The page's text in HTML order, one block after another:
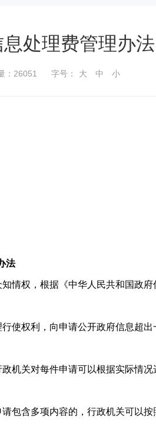
处理费管理办
：26051 字号： 大 中 小
法
情权，根据《中华人民共和国政
使权利，向申请公开政府信息超出
机关对每件申请可以根据实际情
含多项内容的，行政机关可以按